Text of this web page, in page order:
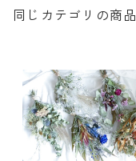
同じカテゴリの商品